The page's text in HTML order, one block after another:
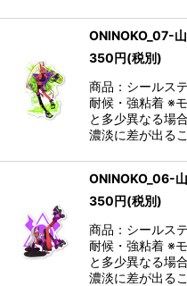
ONINOKO_07-
350円(税別)
商品：シールス
耐候・強粘着 ※
と多少異なる場
濃淡に差が出る
ONINOKO_06-
350円(税別)
商品：シールス
耐候・強粘着 ※
と多少異なる場
濃淡に差が出る